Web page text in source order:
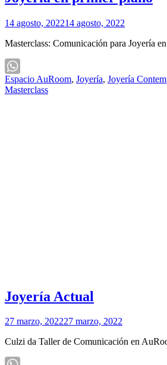
14 agosto, 202214 agosto, 2022
Masterclass: Comunicación para Joyería
WhatsApp
Espacio AuRoom, Joyería, Joyería
Masterclass
Joyería Actual
27 marzo, 202227 marzo, 2022
Culzi da Taller de Comunicación en